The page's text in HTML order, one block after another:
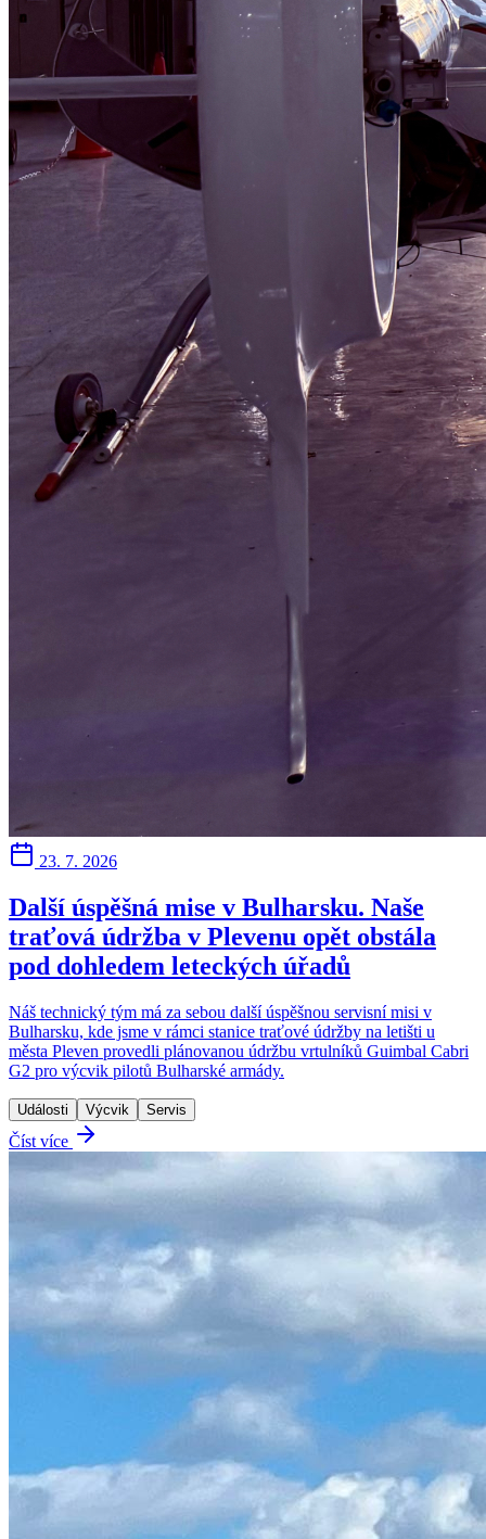
23. 7. 2026
Další úspěšná mise v Bulharsku. Naše
traťová údržba v Plevenu opět obstála
pod dohledem leteckých úřadů
Náš technický tým má za sebou další úspěšnou servisní misi v
Bulharsku, kde jsme v rámci stanice traťové údržby na letišti u
města Pleven provedli plánovanou údržbu vrtulníků Guimbal Cabri
G2 pro výcvik pilotů Bulharské armády.
Události Výcvik Servis
Číst více